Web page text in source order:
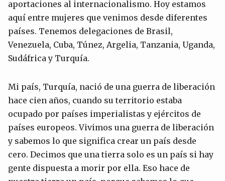
aportaciones al internacionalismo. Hoy estamos
aquí entre mujeres que venimos desde diferentes
países. Tenemos delegaciones de Brasil,
Venezuela, Cuba, Túnez, Argelia, Tanzania, Uganda,
Sudáfrica y Turquía.
Mi país, Turquía, nació de una guerra de liberación
hace cien años, cuando su territorio estaba
ocupado por países imperialistas y ejércitos de
países europeos. Vivimos una guerra de liberación
y sabemos lo que significa crear un país desde
cero. Decimos que una tierra solo es un país si hay
gente dispuesta a morir por ella. Eso hace de